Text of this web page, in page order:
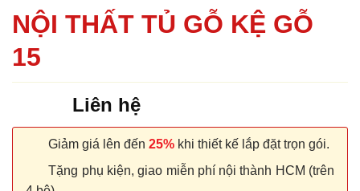
NỘI THẤT TỦ GỖ KỆ GỖ
15
Liên hệ
Giảm giá lên đến 25% khi thiết kế lắp đặt trọn gói.
Tặng phụ kiện, giao miễn phí nội thành HCM (trên